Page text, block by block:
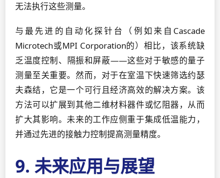
无法执行这些测量。
与最先进的自动化探针台（例如来自Cascade
Microtech或MPI Corporation的）相比，该系统缺
乏温度控制、隔振和屏蔽——这些对于敏感的量子
测量至关重要。然而，对于在室温下快速筛选约瑟
夫森结，它是一个可行且经济高效的解决方案。该
方法可以扩展到其他二维材料器件或忆阻器，从而
扩大其影响。未来的工作应侧重于集成低温能力，
并通过先进的接触力控制提高测量精度。
9. 未来应用与展望